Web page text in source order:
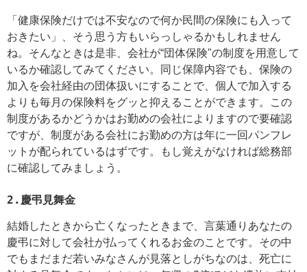
「健康保険だけでは不安なので何か民間の保険にも入って
おきたい」、そう思う方もいらっしゃるかもしれません
ね。そんなときは是非、会社が“団体保険"の制度を用意して
いるか確認してみてください。同じ保障内容でも、保険の
加入を会社経由の団体扱いにすることで、個人で加入する
よりも毎月の保険料をグッと抑えることができます。この
制度があるかどうかはお勤めの会社によりますので要確認
ですが、制度がある会社にお勤めの方は年に一回パンフレ
ットが配られているはずです。もし覚えがなければ総務部
に確認してみましょう。
2.慶弔見舞金
結婚したときから亡くなったときまで、言葉通りあなたの
慶弔に対して会社が払ってくれるお金のことです。その中
でもまだまだ若いみなさんが見落としがちなのは、死亡に